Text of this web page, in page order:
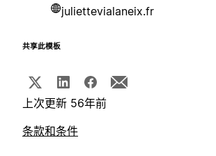
juliettevialaneix.fr
共享此模板
上次更新 56年前
条款和条件